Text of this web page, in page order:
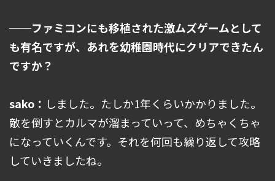
──ファミコンにも移植された激ムズゲームとして
も有名ですが、あれを幼稚園時代にクリアできたん
ですか？
sako： しました。たしか1年くらいかかりました。
敵を倒すとカルマが溜まっていって、めちゃくちゃ
になっていくんです。それを何回も繰り返して攻略
していきましたね。